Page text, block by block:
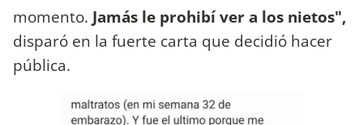
momento. Jamás le prohibí ver a los nietos",
disparó en la fuerte carta que decidió hacer
pública.